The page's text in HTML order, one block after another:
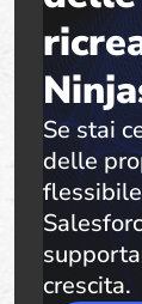
Se stai
delle
crescita.